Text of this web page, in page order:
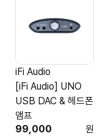
iFi Audio
[iFi Audio] UNO
USB DAC & 헤드폰
앰프
99,000
원